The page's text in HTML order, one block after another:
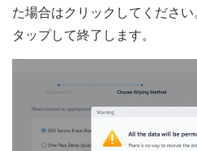
た場合はクリックしてくださ
タップして終了します。